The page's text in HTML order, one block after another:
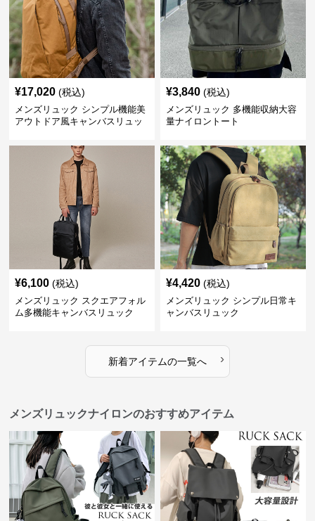
¥17,020 (税込)
メンズリュック シンプル機能美
アウトドア風キャンバスリュッ
¥3,840 (税込)
メンズリュック 多機能収納大容
量ナイロントート
¥6,100 (税込)
メンズリュック スクエアフォル
ム多機能キャンバスリュック
¥4,420 (税込)
メンズリュック シンプル日常キ
ャンバスリュック
新着アイテムの一覧へ ›
メンズリュックナイロンのおすすめアイテム